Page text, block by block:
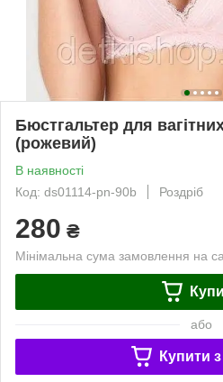
Бюстгальтер для
(рожевий)
В наявності
Код: ds01114-pn-90b
Роздріб
280 ₴
Мінімальна сума замовлення на
або
Купити з